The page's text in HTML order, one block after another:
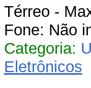
Térreo -
Fone: Não
Categoria:
Eletrônicos